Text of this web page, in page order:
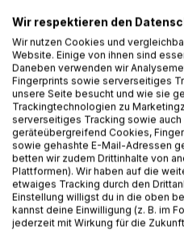
Sicht vom zu spürenden
Pommern, von sicherer
Zurückführung in offenen
wiederum zurück über die
einem katholischen Konvikt
beginnender Kritik an
wurde jetzt im hohen Alter
Einiges mit dem realen
verbindet und deshalb auch
682 so wichtig für ein
Der zweite Teil ist dem
wartend am Meeresstrand
Mann verborgen, in Drama
Wir respektieren den
Wir nutzen Cookies und
Website. Einige von ihnen sind
Daneben verwenden wir
Fingerprints sowie serverseitiges
unsere Seite besucht und wie sie
Trackingtechnologien zu
serverseitiges Tracking sowie
geräteübergreifend Cookies,
sowie gehashte E-Mail-Adressen
betten wir zudem Drittinhalte von
Plattformen). Wir haben auf die
etwaiges Tracking durch den
Einstellung willigst du in die oben
kannst deine Einwilligung (z. B. im
jederzeit mit Wirkung für die